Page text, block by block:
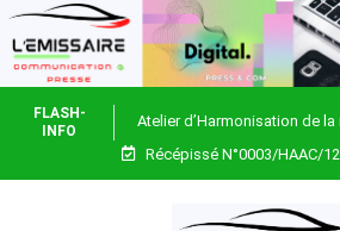
FLASH-
INFO
Atelier d’Harmonisation de
Togo
Récépissé N°0003/HAAC/